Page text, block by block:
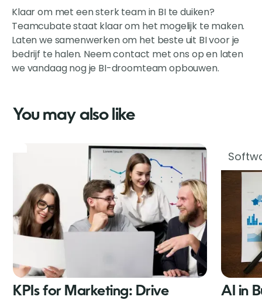
Klaar om met een sterk team in BI te duiken?
Teamcubate staat klaar om het mogelijk te maken.
Laten we samenwerken om het beste uit BI voor je
bedrijf te halen. Neem contact met ons op en laten
we vandaag nog je BI-droomteam opbouwen.
You may also like
KPIs for Marketing: Drive
AI in